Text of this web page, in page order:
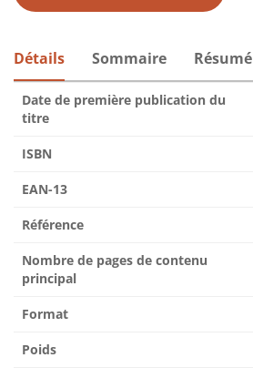
Détails Sommaire Résumé
Date de première publication du
titre
ISBN
EAN-13
Référence
Nombre de pages de contenu
principal
Format
Poids